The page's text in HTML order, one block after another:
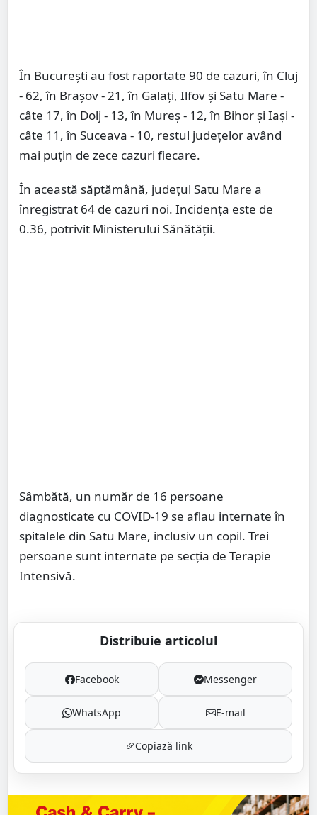
În Bucureşti au fost raportate 90 de cazuri, în Cluj
- 62, în Braşov - 21, în Galaţi, Ilfov şi Satu Mare -
câte 17, în Dolj - 13, în Mureş - 12, în Bihor şi Iaşi -
câte 11, în Suceava - 10, restul judeţelor având
mai puţin de zece cazuri fiecare.
În această săptămână, județul Satu Mare a
înregistrat 64 de cazuri noi. Incidența este de
0.36, potrivit Ministerului Sănătății.
Sâmbătă, un număr de 16 persoane
diagnosticate cu COVID-19 se aflau internate în
spitalele din Satu Mare, inclusiv un copil. Trei
persoane sunt internate pe secția de Terapie
Intensivă.
Distribuie articolul
Facebook Messenger
WhatsApp E-mail
Copiază link